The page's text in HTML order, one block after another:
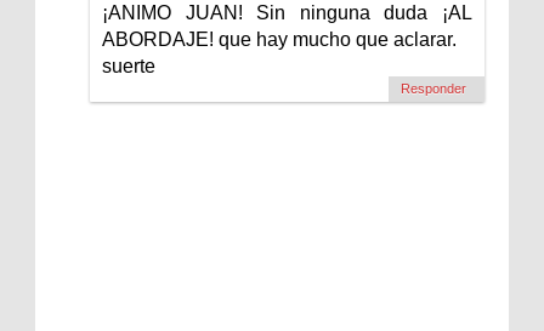
¡ANIMO JUAN! Sin ninguna duda ¡AL
ABORDAJE! que hay mucho que aclarar.
suerte
Responder